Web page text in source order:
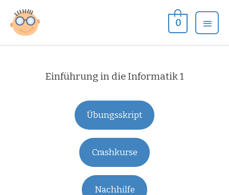
Inhalt
springen
0
Einführung in die Informatik 1
Übungsskript
Crashkurse
Nachhilfe